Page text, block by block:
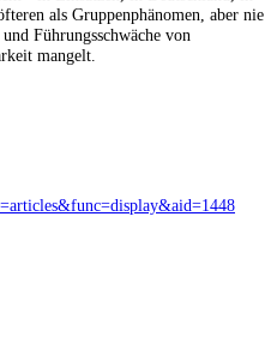
als Gruppenphänomen, aber nie
Führungsschwäche von
mangelt.